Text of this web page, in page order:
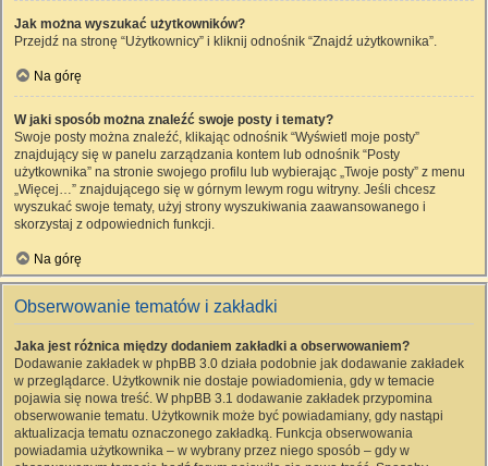
Jak można wyszukać użytkowników?
Przejdź na stronę “Użytkownicy” i kliknij odnośnik “Znajdź użytkownika”.
Na górę
W jaki sposób można znaleźć swoje posty i tematy?
Swoje posty można znaleźć, klikając odnośnik “Wyświetl moje posty”
znajdujący się w panelu zarządzania kontem lub odnośnik “Posty
użytkownika” na stronie swojego profilu lub wybierając „Twoje posty” z menu
„Więcej…” znajdującego się w górnym lewym rogu witryny. Jeśli chcesz
wyszukać swoje tematy, użyj strony wyszukiwania zaawansowanego i
skorzystaj z odpowiednich funkcji.
Na górę
Obserwowanie tematów i zakładki
Jaka jest różnica między dodaniem zakładki a obserwowaniem?
Dodawanie zakładek w phpBB 3.0 działa podobnie jak dodawanie zakładek
w przeglądarce. Użytkownik nie dostaje powiadomienia, gdy w temacie
pojawia się nowa treść. W phpBB 3.1 dodawanie zakładek przypomina
obserwowanie tematu. Użytkownik może być powiadamiany, gdy nastąpi
aktualizacja tematu oznaczonego zakładką. Funkcja obserwowania
powiadamia użytkownika – w wybrany przez niego sposób – gdy w